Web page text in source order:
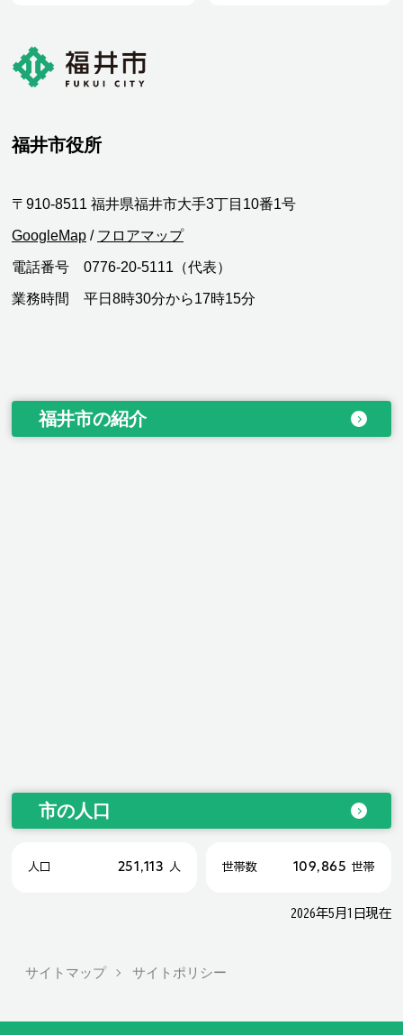
福井市役所
〒910-8511 福井県福井市大手3丁目10番1号
GoogleMap / フロアマップ
電話番号 0776-20-5111（代表）
業務時間 平日8時30分から17時15分
福井市の紹介
市の人口
人口 251,113 人 世帯数 109,865 世帯
2026年5月1日現在
サイトマップ サイトポリシー